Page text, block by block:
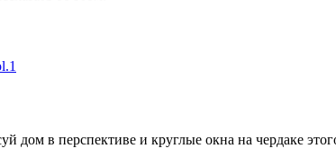
дом в перспективе и круглые окна на чердаке